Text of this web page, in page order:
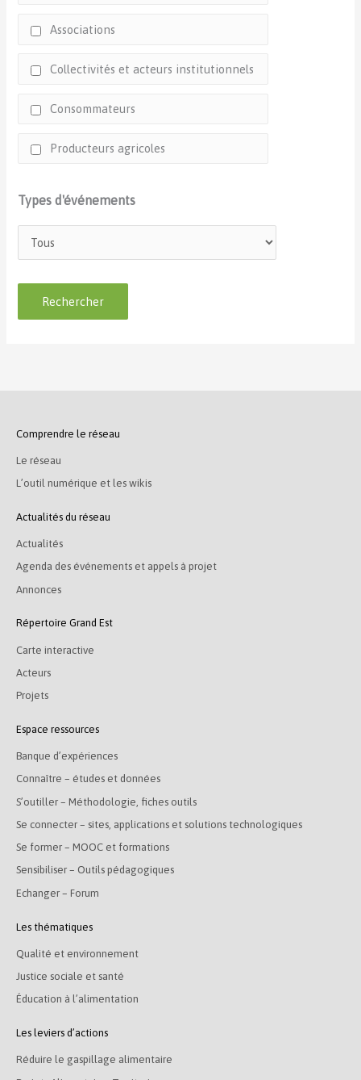
Associations
Collectivités et acteurs institutionnels
Consommateurs
Producteurs agricoles
Types d'événements
Comprendre le réseau
Le réseau
L’outil numérique et les wikis
Actualités du réseau
Actualités
Agenda des événements et appels à projet
Annonces
Répertoire Grand Est
Carte interactive
Acteurs
Projets
Espace ressources
Banque d’expériences
Connaître – études et données
S’outiller – Méthodologie, fiches outils
Se connecter – sites, applications et solutions technologiques
Se former – MOOC et formations
Sensibiliser – Outils pédagogiques
Echanger – Forum
Les thématiques
Qualité et environnement
Justice sociale et santé
Éducation à l’alimentation
Les leviers d’actions
Réduire le gaspillage alimentaire